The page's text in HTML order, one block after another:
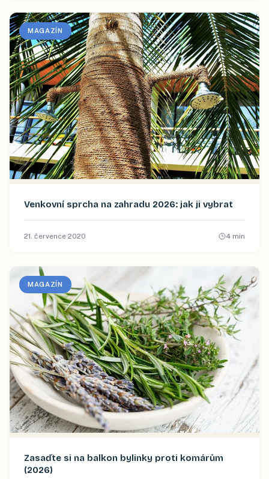
MAGAZÍN
Venkovní sprcha na zahradu 2026: jak ji vybrat
21. července 2020 4 min
MAGAZÍN
Zasaďte si na balkon bylinky proti komárům
(2026)